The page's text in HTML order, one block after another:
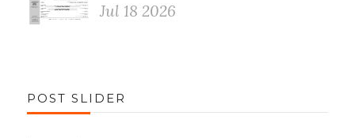
Jul 18 2026
POST SLIDER